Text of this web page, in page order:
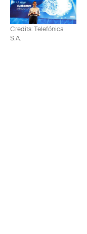
Credits: Telefónica
S.A.